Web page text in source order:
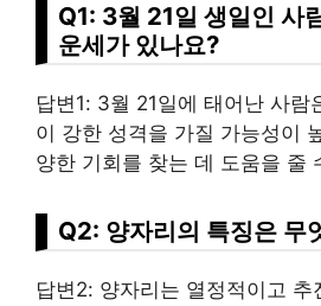
Q1: 3월 21일 생일인 사
운세가 있나요?
답변1: 3월 21일에 태어난 사람
이 강한 성격을 가질 가능성이
양한 기회를 찾는 데 도움을 줄
Q2: 양자리의 특징은 무
답변2: 양자리는 열정적이고 추